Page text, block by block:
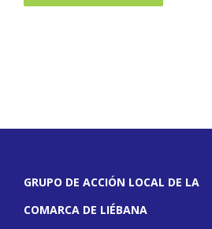
GRUPO DE ACCIÓN LOCAL DE LA
COMARCA DE LIÉBANA